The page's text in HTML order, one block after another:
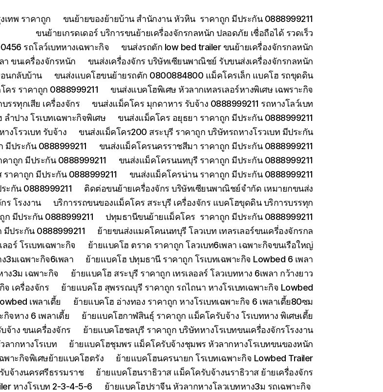
เทพ ราคาถูก
ขนย้ายของย้ายบ้าน สำนักงาน หัวหิน ราคาถูก มีประกัน 0888999211
ขนย้ายเกรดเดอร์ บริการขนย้ายเครื่องจักรกลหนัก ปลอดภัย เชื่อถือได้ รวดเร็ว
รถโลว์เบทหางเฉพาะกิจ
ขนส่งรถตัก low bed trailer ขนย้ายเครื่องจักรกลหนัก
า ขนเครื่องจักรหนัก
ขนส่งเครื่องจักร บริษัทเซียนพาณิชย์ รับขนส่งเครื่องจักรกลหนัก
นกลับบ้าน
ขนส่งแบคโฮขนย้ายรถตัก 0800884800 แม็คโครเล็ก แบคโฮ รถขุดดิน
ร ราคาถูก 0888999211
ขนส่งแบคโฮพิเศษ หัวลากเทลรเลอร์หางพิเศษ เฉพราะกิจ
รรทุกเสีย เครื่องจักร
ขนส่งแม็คโคร มุกดาหาร รับจ้าง 0888999211 รถหางโลว์เบท
ำปาง โรเบทเฉพาะกิจพิเศษ
ขนส่งแม็คโคร อยุธยา ราคาถูก มีประกัน 0888999211
งโรวเบท รับจ้าง
ขนส่งแม็คโคร200 สระบุรี ราคาถูก บริษัทรถหางโรวเบท มีประกัน
ประกัน 0888999211
ขนส่งแม็คโครนครราชสีมา ราคาถูก มีประกัน 0888999211
าถูก มีประกัน 0888999211
ขนส่งแม็คโครนนทบุรี ราคาถูก มีประกัน 0888999211
าคาถูก มีประกัน 0888999211
ขนส่งแม็คโครน่าน ราคาถูก มีประกัน 0888999211
กัน 0888999211
ติดต่อขนย้ายเครื่องจักร บริษัทเซียนพาณิชย์จำกัด เหมายกขนส่ง
ร โรงงาน
บริการรถขนของแม็คโคร สระบุรี เครื่องจักร แบคโฮขุดดิน บริการบรรทุก
มีประกัน 0888999211
ปทุมธานีขนย้ายแม็คโคร ราคาถูก มีประกัน 0888999211
ประกัน 0888999211
ย้ายขนส่งแมคโคนนทบุรี โลวเบท เทลรเลอร์ขนเครี่องจักรกล
อร์ โรเบทเฉพาะกิจ
ย้ายแบคโฮ ตราด ราคาถูก โลวเบท6เพลา เฉพาะกิจขนเรือใหญ่
3มเฉพาะกิจ6เพลา
ย้ายแบคโฮ ปทุมธานี ราคาถูก โรเบทเฉพาะกิจ Lowbed 6 เพลา
ง3ม เฉพาะกิจ
ย้ายแบคโฮ สระบุรี ราคาถูก เทรเลอลร์ โลวเบทหาง 6เพลา กว้างยาว
จ เครื่องจักร
ย้ายแบคโฮ สุพรรณบุรี ราคาถูก รถไถนา หางโรเบทเฉพาะกิจ Lowbed
เพลาเตี้ย
ย้ายแบคโฮ อ่างทอง ราคาถูก หางโรเบทเฉพาะกิจ 6 เพลาเตี้ย80ซม
จหาง 6 เพลาเตี้ย
ย้ายแบคโฮกาฬสินธุ์ ราคาถูก แม็คโครับจ้าง โรเบทหาง พิเศษเตี้ย
จ้าง ขนเครื่องจักร
ย้ายแบคโฮชลบุรี ราคาถูก บริษัทหางโรเบทขนเครื่องจักรโรงงาน
ากหางโรเบท
ย้ายแบคโฮชุมพร แม็คโครับจ้างชุมพร หัวลากหางโรเบทขนของหนัก
พาะกิจพิเศษย้ายแบคโฮตรัง
ย้ายแบคโฮนครนายก โรเบทเฉพาะกิจ Lowbed Trailer
จ้างนครศรีธรรมราช
ย้ายแบคโฮนราธิวาส แม็คโครับจ้างนราธิวาส ย้ายเครื่องจักร
หางโรเบท 2-3-4-5-6
ย้ายแบคโฮปราจีน หัวลากหางโลวเบทหาง3ม รถเฉพาะกิจ